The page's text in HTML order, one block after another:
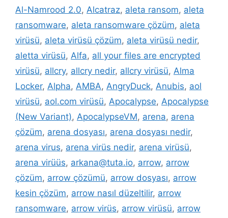
Al-Namrood 2.0, Alcatraz, aleta ransom, aleta
ransomware, aleta ransomware çözüm, aleta
virüsü, aleta virüsü çözüm, aleta virüsü nedir,
aletta virüsü, Alfa, all your files are encrypted
virüsü, allcry, allcry nedir, allcry virüsü, Alma
Locker, Alpha, AMBA, AngryDuck, Anubis, aol
virüsü, aol.com virüsü, Apocalypse, Apocalypse
(New Variant), ApocalypseVM, arena, arena
çözüm, arena dosyası, arena dosyası nedir,
arena virus, arena virüs nedir, arena virüsü,
arena virüüs, arkana@tuta.io, arrow, arrow
çözüm, arrow çözümü, arrow dosyası, arrow
kesin çözüm, arrow nasıl düzeltilir, arrow
ransomware, arrow virüs, arrow virüsü, arrow